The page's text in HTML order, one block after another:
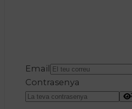
Email
Contrasenya